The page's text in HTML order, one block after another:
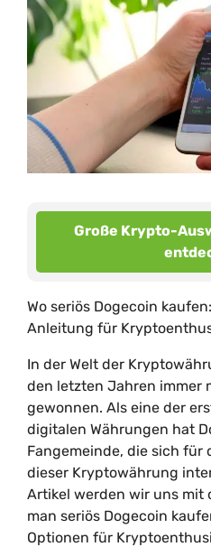
Große Krypto-
Wo seriös Dogecoin
Anleitung für
In der Welt der
den letzten Jahren immer
gewonnen. Als eine der
digitalen Währungen hat
Fangemeinde, die sich für
dieser Kryptowährung
Artikel werden wir uns mit
man seriös Dogecoin
Optionen für